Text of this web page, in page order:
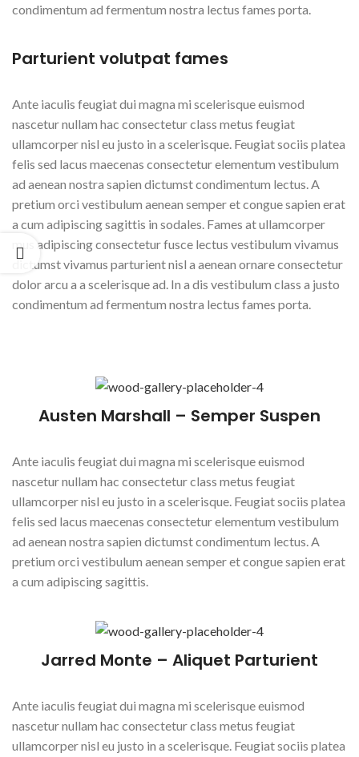
condimentum ad fermentum nostra lectus fames porta.
Parturient volutpat fames
Ante iaculis feugiat dui magna mi scelerisque euismod
nascetur nullam hac consectetur class metus feugiat
ullamcorper nisl eu justo in a scelerisque. Feugiat sociis platea
felis sed lacus maecenas consectetur elementum vestibulum
ad aenean nostra sapien dictumst condimentum lectus. A
pretium orci vestibulum aenean semper et congue sapien erat
a cum adipiscing sagittis in sodales. Fames at ullamcorper
mus adipiscing consectetur fusce lectus vestibulum vivamus
dictumst vivamus parturient nisl a aenean ornare consectetur
dolor arcu a a scelerisque ad. In a dis vestibulum class a justo
condimentum ad fermentum nostra lectus fames porta.
Austen Marshall – Semper Suspen
Ante iaculis feugiat dui magna mi scelerisque euismod
nascetur nullam hac consectetur class metus feugiat
ullamcorper nisl eu justo in a scelerisque. Feugiat sociis platea
felis sed lacus maecenas consectetur elementum vestibulum
ad aenean nostra sapien dictumst condimentum lectus. A
pretium orci vestibulum aenean semper et congue sapien erat
a cum adipiscing sagittis.
Jarred Monte – Aliquet Parturient
Ante iaculis feugiat dui magna mi scelerisque euismod
nascetur nullam hac consectetur class metus feugiat
ullamcorper nisl eu justo in a scelerisque. Feugiat sociis platea